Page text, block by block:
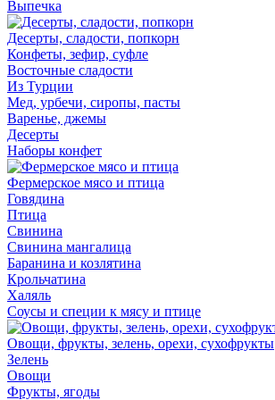
Выпечка
Десерты, сладости, попкорн
Конфеты, зефир, суфле
Восточные сладости
Из Турции
Мед, урбечи, сиропы, пасты
Варенье, джемы
Десерты
Наборы конфет
Фермерское мясо и птица
Говядина
Птица
Свинина
Свинина мангалица
Баранина и козлятина
Крольчатина
Халяль
Соусы и специи к мясу и птице
Овощи, фрукты, зелень, орехи, сухофрукты
Зелень
Овощи
Фрукты, ягоды